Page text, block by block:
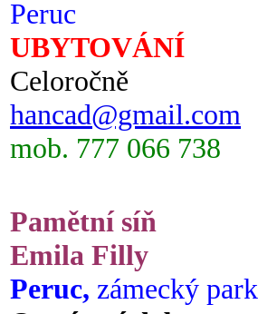
Peruc
UBYTOVÁNÍ
Celoročně
hancad@gmail.com
mob. 777 066 738
Pamětní síň
Emila Filly
Peruc, zámecký park